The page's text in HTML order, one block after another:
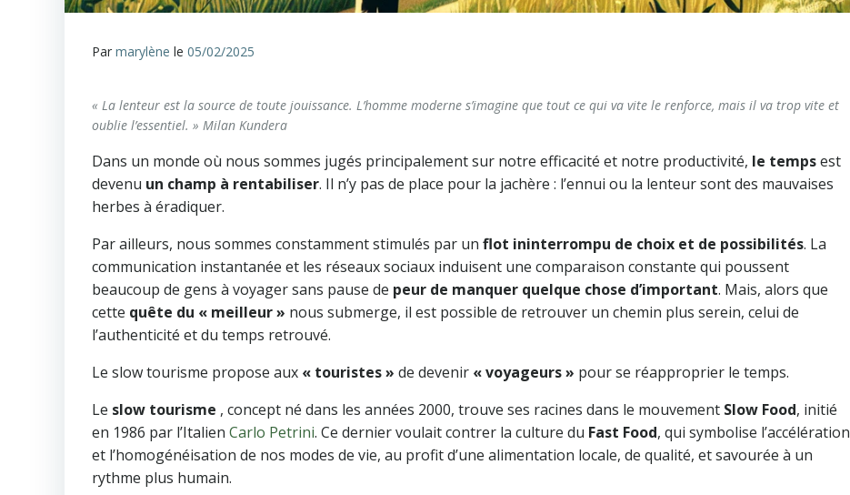
Par marylène le 05/02/2025
« La lenteur est la source de toute jouissance. L’homme moderne s’imagine que tout ce qui va vite le renforce, mais il va trop vite et
oublie l’essentiel. » Milan Kundera
Dans un monde où nous sommes jugés principalement sur notre efficacité et notre productivité, le tempsest
devenu un champ à rentabiliser. Il n’y pas de place pour la jachère : l’ennui ou la lenteur sont des mauvaises
herbes à éradiquer.
Par ailleurs, nous sommes constamment stimulés par un flot ininterrompu de choix et de possibilités. La
communication instantanée et les réseaux sociaux induisent une comparaison constante qui poussent
beaucoup de gens à voyager sans pause de peur de manquer quelque chose d’important. Mais, alors que
cette quête du « meilleur » nous submerge, il est possible de retrouver un chemin plus serein, celui de
l’authenticité et du temps retrouvé.
Le slow tourisme propose aux « touristes » de devenir « voyageurs » pour se réapproprier le temps.
Le slow tourisme , concept né dans les années 2000, trouve ses racines dans le mouvement Slow Food, initié
en 1986 par l’Italien Carlo Petrini. Ce dernier voulait contrer la culture du Fast Food, qui symbolise l’accélération
et l’homogénéisation de nos modes de vie, au profit d’une alimentation locale, de qualité, et savourée à un
rythme plus humain.